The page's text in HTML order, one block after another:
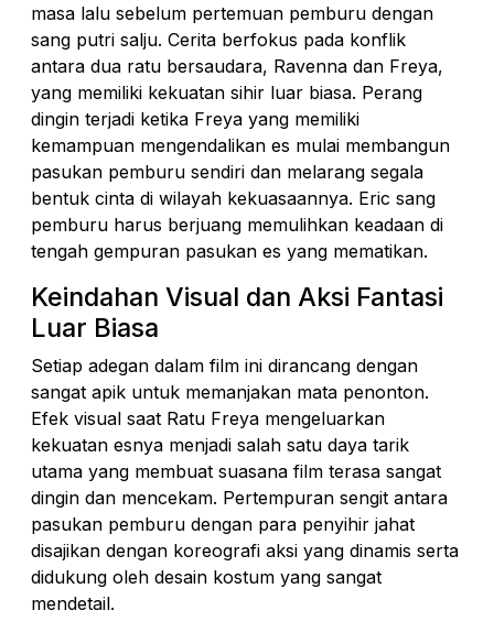
masa lalu sebelum pertemuan pemburu dengan
sang putri salju. Cerita berfokus pada konflik
antara dua ratu bersaudara, Ravenna dan Freya,
yang memiliki kekuatan sihir luar biasa. Perang
dingin terjadi ketika Freya yang memiliki
kemampuan mengendalikan es mulai membangun
pasukan pemburu sendiri dan melarang segala
bentuk cinta di wilayah kekuasaannya. Eric sang
pemburu harus berjuang memulihkan keadaan di
tengah gempuran pasukan es yang mematikan.
Keindahan Visual dan Aksi Fantasi
Luar Biasa
Setiap adegan dalam film ini dirancang dengan
sangat apik untuk memanjakan mata penonton.
Efek visual saat Ratu Freya mengeluarkan
kekuatan esnya menjadi salah satu daya tarik
utama yang membuat suasana film terasa sangat
dingin dan mencekam. Pertempuran sengit antara
pasukan pemburu dengan para penyihir jahat
disajikan dengan koreografi aksi yang dinamis serta
didukung oleh desain kostum yang sangat
mendetail.